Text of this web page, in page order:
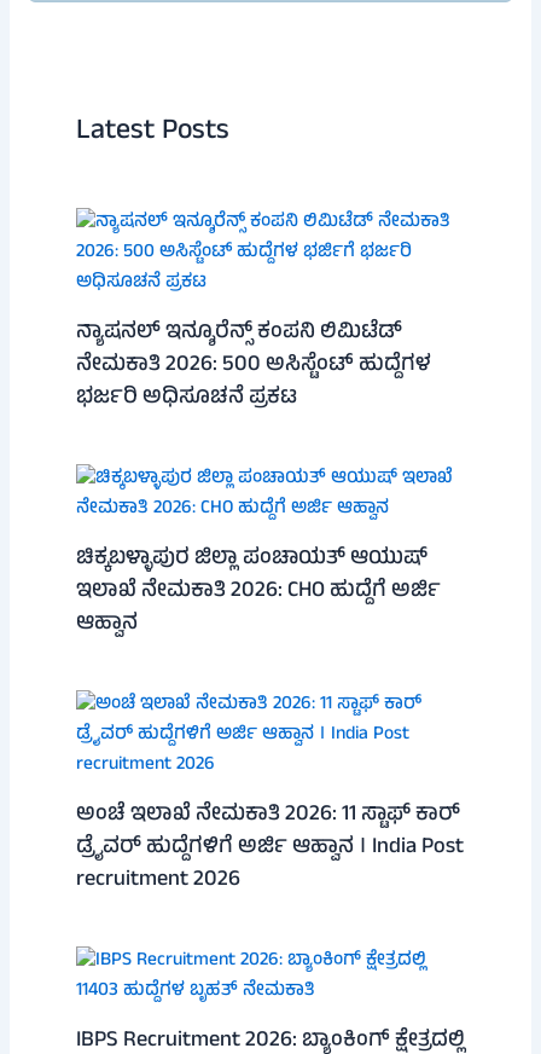
Latest Posts
ನ್ಯಾಷನಲ್ ಇನ್ಶೂರೆನ್ಸ್ ಕಂಪನಿ ಲಿಮಿಟೆಡ್
ನೇಮಕಾತಿ 2026: 500 ಅಸಿಸ್ಟೆಂಟ್ ಹುದ್ದೆಗಳ
ಭರ್ಜರಿ ಅಧಿಸೂಚನೆ ಪ್ರಕಟ
ಚಿಕ್ಕಬಳ್ಳಾಪುರ ಜಿಲ್ಲಾ ಪಂಚಾಯತ್ ಆಯುಷ್
ಇಲಾಖೆ ನೇಮಕಾತಿ 2026: CHO ಹುದ್ದೆಗೆ ಅರ್ಜಿ
ಆಹ್ವಾನ
ಅಂಚೆ ಇಲಾಖೆ ನೇಮಕಾತಿ 2026: 11 ಸ್ಟಾಫ್ ಕಾರ್
ಡ್ರೈವರ್ ಹುದ್ದೆಗಳಿಗೆ ಅರ್ಜಿ ಆಹ್ವಾನ । India Post
recruitment 2026
IBPS Recruitment 2026: ಬ್ಯಾಂಕಿಂಗ್ ಕ್ಷೇತ್ರದಲ್ಲಿ